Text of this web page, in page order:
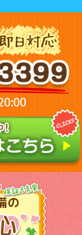
の